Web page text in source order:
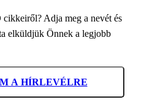
Adja meg a nevét és
elküldjük Önnek a legjobb
A HÍRLEVÉLRE